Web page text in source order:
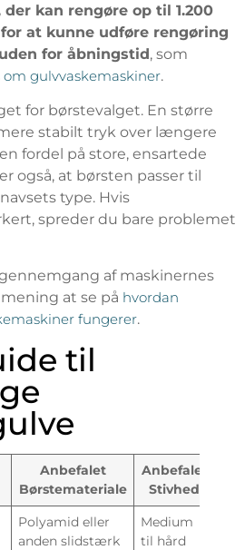
kan rengøre op til 1.200
at kunne udføre rengøring
for åbningstid, som
om gulvvaskemaskiner.
for børstevalget. En større
stabilt tryk over længere
fordel på store, ensartede
også, at børsten passer til
type. Hvis
spreder du bare problemet
af maskinernes
at se på hvordan
fungerer.
til
Anbefalet
Børstemateriale
Anbefalet
Stivhed
Polyamid eller
anden slidstærk
Medium
til hård